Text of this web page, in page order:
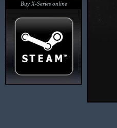
Buy X-Series online